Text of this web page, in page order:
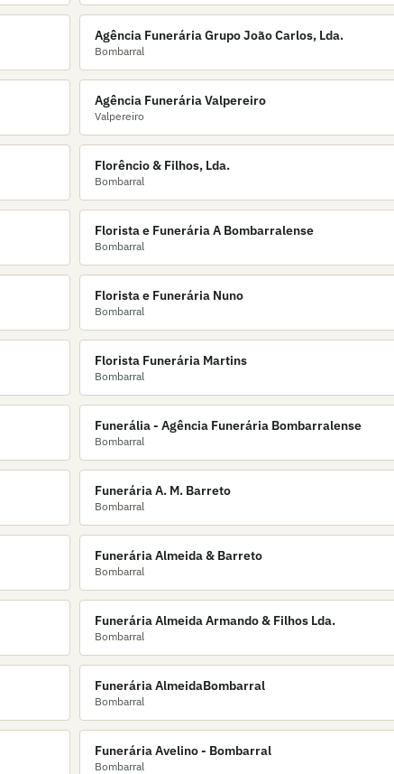
Agência Funerária Grupo João Carlos, Lda.
Bombarral
Agência Funerária Valpereiro
Valpereiro
Florêncio & Filhos, Lda.
Bombarral
Florista e Funerária A Bombarralense
Bombarral
Florista e Funerária Nuno
Bombarral
Florista Funerária Martins
Bombarral
Funerália - Agência Funerária Bombarralense
Bombarral
Funerária A. M. Barreto
Bombarral
Funerária Almeida & Barreto
Bombarral
Funerária Almeida Armando & Filhos Lda.
Bombarral
Funerária AlmeidaBombarral
Bombarral
Funerária Avelino - Bombarral
Bombarral